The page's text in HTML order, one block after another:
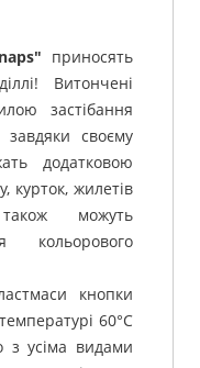
приносять
Витончені
застібання
своєму
додатковою
курток, жилетів
можуть
кольорового
кнопки
60°C
з усіма видами